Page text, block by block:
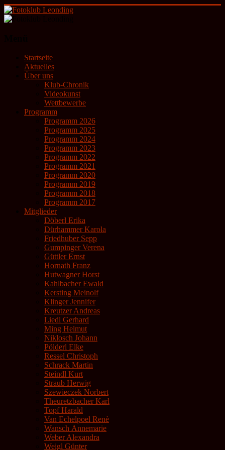
Zum
Inhalt
künstlerische
Fotografie
Startseite
Aktuelles
Über uns
Klub-Chronik
Videokunst
Wettbewerbe
Programm
Programm 2026
Programm 2025
Programm 2024
Programm 2023
Programm 2022
Programm 2021
Programm 2020
Programm 2019
Programm 2018
Programm 2017
Mitglieder
Döberl Erika
Dürhammer Karola
Friedhuber Sepp
Gumpinger Verena
Güttler Ernst
Hornath Franz
Hutwagner Horst
Kahlbacher Ewald
Kersting Meinolf
Klinger Jennifer
Kreutzer Andreas
Liedl Gerhard
Ming Helmut
Niklosch Johann
Pölderl Elke
Ressel Christoph
Schrack Martin
Steindl Kurt
Straub Herwig
Szewieczek Norbert
Theuretzbacher Karl
Topf Harald
Van Echelpoel Renè
Wansch Annemarie
Weber Alexandra
Weigl Günter